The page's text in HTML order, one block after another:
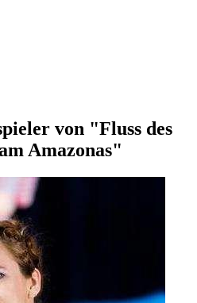
von "Fluss des
Amazonas"